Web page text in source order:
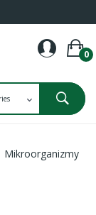
0
Mikroorganizmy